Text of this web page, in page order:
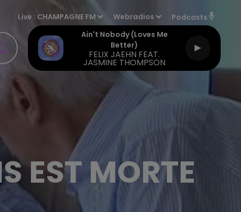
Live : CHAMPAGNE FM Webradios
Podcasts
Ain't Nobody (loves Me
Better)
FELIX JAEHN FEAT.
JASMINE THOMPSON
EST MORTE